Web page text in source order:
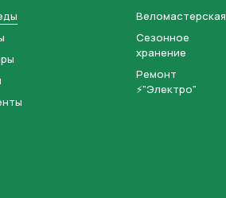
Веломастерская
Сезонное
хранение
Ремонт
⚡"Электро"